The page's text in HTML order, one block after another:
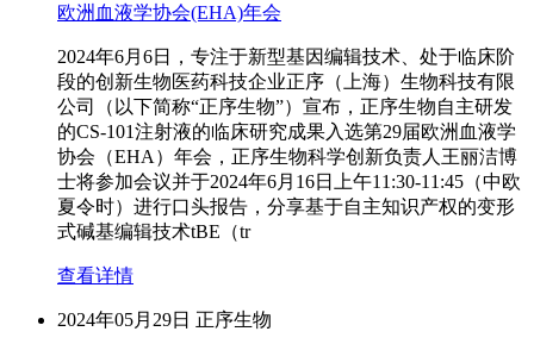
欧洲血液学协会(EHA)年会
2024年6月6日，专注于新型基因编辑技术、处于临床阶
段的创新生物医药科技企业正序（上海）生物科技有限
公司（以下简称“正序生物”）宣布，正序生物自主研发
的CS-101注射液的临床研究成果入选第29届欧洲血液学
协会（EHA）年会，正序生物科学创新负责人王丽洁博
士将参加会议并于2024年6月16日上午11:30-11:45（中欧
夏令时）进行口头报告，分享基于自主知识产权的变形
式碱基编辑技术tBE（tr
查看详情
2024年05月29日 正序生物